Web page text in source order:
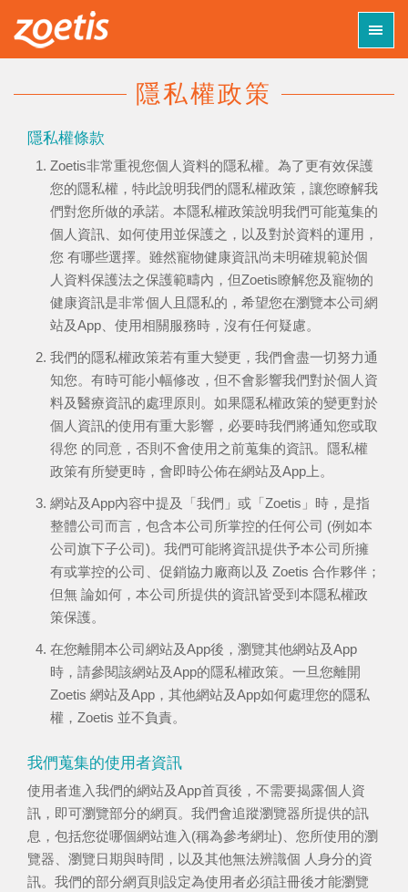
獨享知識 +
特別企劃
優惠活動
動物醫院
線上診療室
隱私權政策
隱私權條款
Zoetis非常重視您個人資料的隱私權。為了更有效保護
您的隱私權，特此說明我們的隱私權政策，讓您瞭解我
們對您所做的承諾。本隱私權政策說明我們可能蒐集的
個人資訊、如何使用並保護之，以及對於資料的運用，
您 有哪些選擇。雖然寵物健康資訊尚未明確規範於個
人資料保護法之保護範疇內，但Zoetis瞭解您及寵物的
健康資訊是非常個人且隱私的，希望您在瀏覽本公司網
站及App、使用相關服務時，沒有任何疑慮。
我們的隱私權政策若有重大變更，我們會盡一切努力通
知您。有時可能小幅修改，但不會影響我們對於個人資
料及醫療資訊的處理原則。如果隱私權政策的變更對於
個人資訊的使用有重大影響，必要時我們將通知您或取
得您 的同意，否則不會使用之前蒐集的資訊。隱私權
政策有所變更時，會即時公佈在網站及App上。
網站及App內容中提及「我們」或「Zoetis」時，是指
整體公司而言，包含本公司所掌控的任何公司 (例如本
公司旗下子公司)。我們可能將資訊提供予本公司所擁
有或掌控的公司、促銷協力廠商以及 Zoetis 合作夥伴；
但無 論如何，本公司所提供的資訊皆受到本隱私權政
策保護。
在您離開本公司網站及App後，瀏覽其他網站及App
時，請參閱該網站及App的隱私權政策。一旦您離開
Zoetis 網站及App，其他網站及App如何處理您的隱私
權，Zoetis 並不負責。
我們蒐集的使用者資訊
使用者進入我們的網站及App首頁後，不需要揭露個人資
訊，即可瀏覽部分的網頁。我們會追蹤瀏覽器所提供的訊
息，包括您從哪個網站進入(稱為參考網址)、您所使用的瀏
覽器、瀏覽日期與時間，以及其他無法辨識個 人身分的資
訊。我們的部分網頁則設定為使用者必須註冊後才能瀏覽